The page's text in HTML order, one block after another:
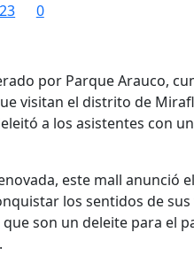
0
por Parque Arauco,
visitan el distrito de
a los asistentes con
este mall anunció
los sentidos de
son un deleite para el